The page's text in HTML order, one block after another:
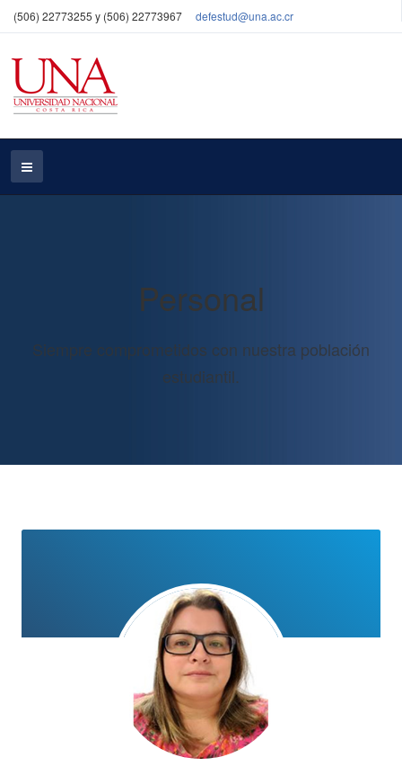
(506) 22773255 y (506) 22773967 defestud@una.ac.cr
Personal
Siempre comprometidos con nuestra población
estudiantil.